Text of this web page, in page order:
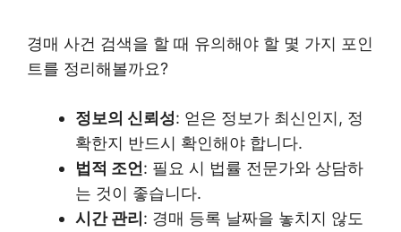
경매 사건 검색을 할 때 유의해야 할 몇 가지 포인
트를 정리해볼까요?
정보의 신뢰성: 얻은 정보가 최신인지, 정
확한지 반드시 확인해야 합니다.
법적 조언 : 필요 시 법률 전문가와 상담하
는 것이 좋습니다.
시간 관리 : 경매 등록 날짜을 놓치지 않도